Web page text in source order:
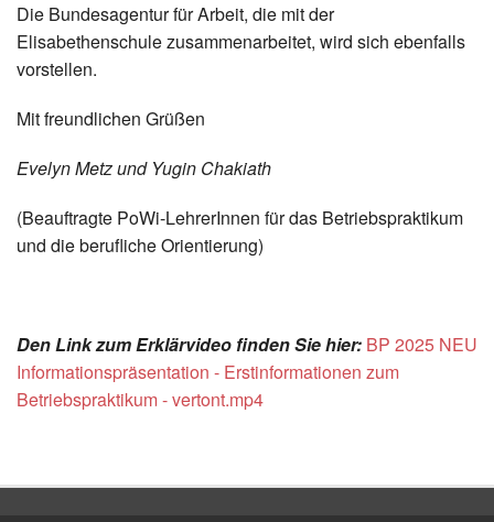
Die Bundesagentur für Arbeit, die mit der
Elisabethenschule zusammenarbeitet, wird sich ebenfalls
vorstellen.
Mit freundlichen Grüßen
Evelyn Metz und Yugin Chakiath
(Beauftragte PoWi-LehrerInnen für das Betriebspraktikum
und die berufliche Orientierung)
Den Link zum Erklärvideo finden Sie hier: BP 2025 NEU
Informationspräsentation - Erstinformationen zum
Betriebspraktikum - vertont.mp4